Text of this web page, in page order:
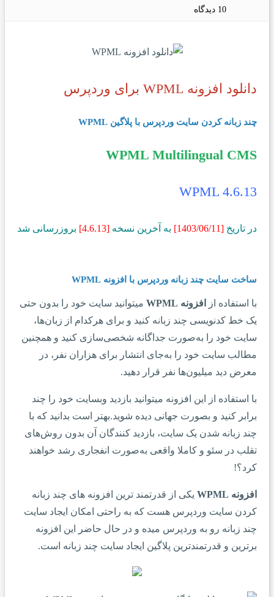
10 دیدگاه
دانلود افزونه WPML برای وردپرس
چند زبانه کردن سایت وردپرس با پلاگین WPML
WPML Multilingual CMS
WPML 4.6.13
در تاریخ [1403/06
/11] به آخرین نسخه [4.6.13] بروزرسانی شد
ساخت سایت چند زبانه وردپرس با افزونه WPML
با استفاده از افزونه WPML
میتوانید سایت خود را بدون حتی
یک خط کدنویسی چند زبانه کنید و برای هرکدام از زبان‌ها،
سایت خود را به‌صورت جداگانه شخصی‌سازی کنید و همچنین
مطالب سایت خود را به‌جای انتشار برای هزاران نفر، در
معرض دید میلیون‌ها نفر قرار دهید.
با استفاده از این افزونه میتوانید بازدید وبسایت خود را چند
برابر کنید و بصورت جهانی دیده شوید.بهتر است بدانید که با
چند زبانه شدن یک سایت، بازدید کنندگان آن بدون روش‌های
تقلب در سئو و کاملا واقعی به‌صورت انفجاری رشد خواهند
کرد؟!
افزونه WPML
یکی از قدرتمند ترین افزونه های چند زبانه
کردن سایت وردپرس هست که به راحتی امکان ایجاد سایت
چند زبانه رو به وردپرس میده و در حال حاضر این افزونه
برترین و قدرتمندترین پلاگین ایجاد سایت چند زبانه است.